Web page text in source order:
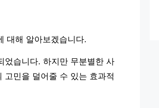
대해 알아보겠습니다.
었습니다. 하지만 무분별한 사
고민을 덜어줄 수 있는 효과적